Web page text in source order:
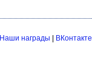
Наши награды
ВКонтакте